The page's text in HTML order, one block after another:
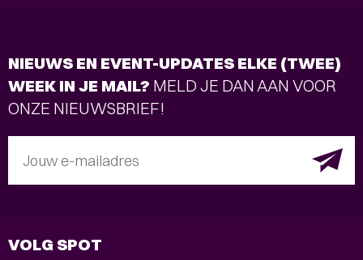
NIEUWS EN EVENT-UPDATES ELKE (TWEE)
WEEK IN JE MAIL? MELD JE DAN AAN VOOR
ONZE NIEUWSBRIEF!
Jouw e-mailadres
VOLG SPOT